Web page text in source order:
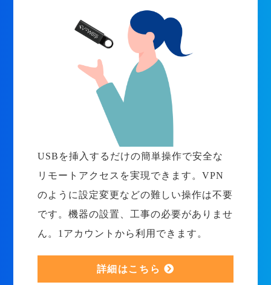
USBを挿入するだけの簡単操作で安全な
リモートアクセスを実現できます。VPN
のように設定変更などの難しい操作は不要
です。機器の設置、工事の必要がありませ
ん。1アカウントから利用できます。
詳細はこちら